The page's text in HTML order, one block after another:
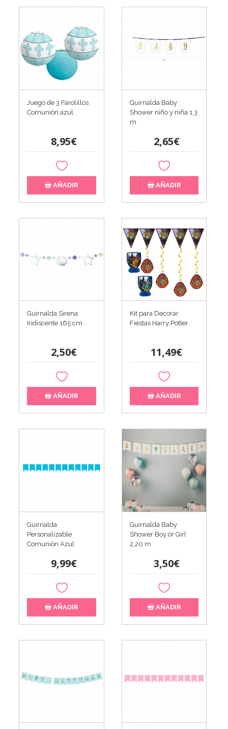
Juego de 3 Farolillos
Comunión azul
8,95€
AÑADIR
Guirnalda Baby
Shower niño y niña 1,3
m
2,65€
AÑADIR
Guirnalda Sirena
Iridiscente 165 cm
2,50€
AÑADIR
Kit para Decorar
Fiestas Harry Potter
11,49€
AÑADIR
Guirnalda
Personalizable
Comunión Azul
9,99€
AÑADIR
Guirnalda Baby
Shower Boy or Girl
2,20 m
3,50€
AÑADIR